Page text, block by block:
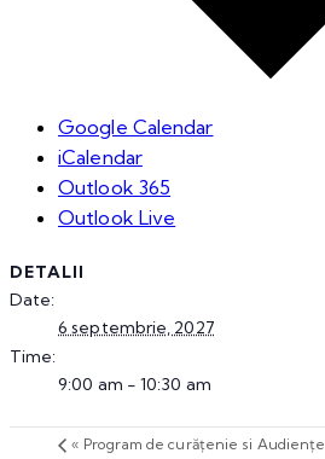
Google Calendar
iCalendar
Outlook 365
Outlook Live
DETALII
Date:
6 septembrie, 2027
Time:
9:00 am - 10:30 am
« Program de curățenie si Audiențe